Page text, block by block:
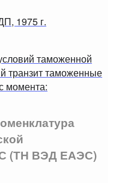
1975 г.
таможенной
транзит таможенные
момента:
(ТН ВЭД ЕАЭС)